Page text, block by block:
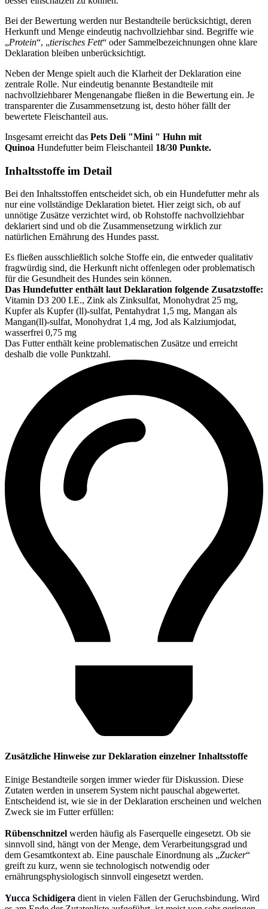
Bei der Bewertung werden nur Bestandteile berücksichtigt, deren
Herkunft und Menge eindeutig nachvollziehbar sind. Begriffe wie
„Protein“, „tierisches Fett“ oder Sammelbezeichnungen ohne klare
Deklaration bleiben unberücksichtigt.
Neben der Menge spielt auch die Klarheit der Deklaration eine
zentrale Rolle. Nur eindeutig benannte Bestandteile mit
nachvollziehbarer Mengenangabe fließen in die Bewertung ein. Je
transparenter die Zusammensetzung ist, desto höher fällt der
bewertete Fleischanteil aus.
Insgesamt erreicht das Pets Deli "Mini " Huhn mit
Quinoa Hundefutter beim Fleischanteil 18/30 Punkte.
Inhaltsstoffe im Detail
Bei den Inhaltsstoffen entscheidet sich, ob ein Hundefutter mehr als
nur eine vollständige Deklaration bietet. Hier zeigt sich, ob auf
unnötige Zusätze verzichtet wird, ob Rohstoffe nachvollziehbar
deklariert sind und ob die Zusammensetzung wirklich zur
natürlichen Ernährung des Hundes passt.
Es fließen ausschließlich solche Stoffe ein, die entweder qualitativ
fragwürdig sind, die Herkunft nicht offenlegen oder problematisch
für die Gesundheit des Hundes sein können.
Das Hundefutter enthält laut Deklaration folgende Zusatzstoffe:
Vitamin D3 200 I.E., Zink als Zinksulfat, Monohydrat 25 mg,
Kupfer als Kupfer (ll)-sulfat, Pentahydrat 1,5 mg, Mangan als
Mangan(ll)-sulfat, Monohydrat 1,4 mg, Jod als Kalziumjodat,
wasserfrei 0,75 mg
Das Futter enthält keine problematischen Zusätze und erreicht
deshalb die volle Punktzahl.
Zusätzliche Hinweise zur Deklaration einzelner Inhaltsstoffe
Einige Bestandteile sorgen immer wieder für Diskussion. Diese
Zutaten werden in unserem System nicht pauschal abgewertet.
Entscheidend ist, wie sie in der Deklaration erscheinen und welchen
Zweck sie im Futter erfüllen:
Rübenschnitzel werden häufig als Faserquelle eingesetzt. Ob sie
sinnvoll sind, hängt von der Menge, dem Verarbeitungsgrad und
dem Gesamtkontext ab. Eine pauschale Einordnung als „Zucker“
greift zu kurz, wenn sie technologisch notwendig oder
ernährungsphysiologisch sinnvoll eingesetzt werden.
Yucca Schidigera dient in vielen Fällen der Geruchsbindung. Wird